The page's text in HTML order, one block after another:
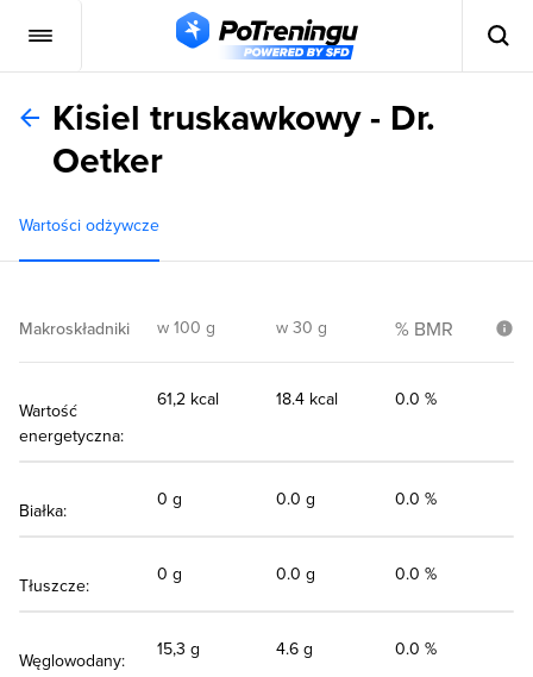
Kisiel truskawkowy - Dr.
Oetker
Wartości odżywcze
Makroskładniki w 100 g w 30 g % BMR
Wartość
energetyczna:
61,2 kcal 18.4 kcal 0.0 %
Białka:
0 g 0.0 g 0.0 %
Tłuszcze:
0 g 0.0 g 0.0 %
Węglowodany:
15,3 g 4.6 g 0.0 %